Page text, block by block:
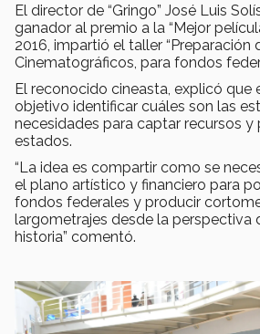
El director de “Gringo” José Luis
ganador al premio a la “Mejor
2016, impartió el taller “Preparación
Cinematográficos, para fondos
El reconocido cineasta, explicó que
objetivo identificar cuáles son las
necesidades para captar recursos y
estados.
“La idea es compartir como se
el plano artístico y financiero para
fondos federales y producir
largometrajes desde la perspectiva
historia” comentó.